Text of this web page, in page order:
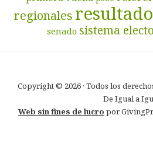
regionales
senado sistema
Copyright © 2026 · Todos los
De Igual a
Web sin fines de lucro por